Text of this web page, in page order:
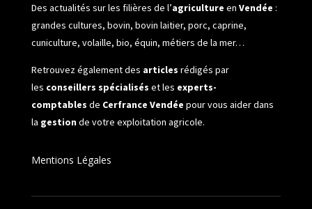
Des actualités sur les filières de l’agriculture en Vendée :
grandes cultures, bovin, bovin laitier, porc, caprine,
cuniculture, volaille, bio, équin, métiers de la mer…
Retrouvez également des articles rédigés par
les conseillers spécialisés et les experts-
comptables de Cerfrance Vendée pour vous aider dans
la gestionde votre exploitation agricole.
Mentions Légales